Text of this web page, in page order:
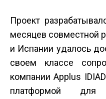
Проект
месяцев совместной
и Испании удалось
своем классе
компании Applus
платформой для